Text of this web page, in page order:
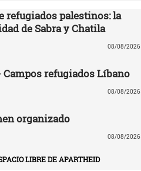
refugiados palestinos: la
de Sabra y Chatila
08/08/2026
Campos refugiados Líbano
08/08/2026
organizado
08/08/2026
LIBRE DE APARTHEID